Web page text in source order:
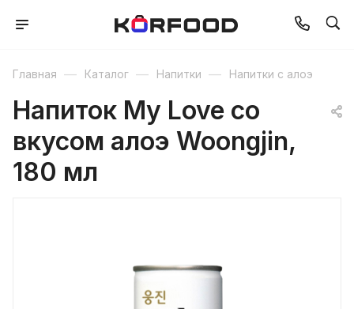
Главная — Каталог — Напитки — Напитки с алоэ
Напиток My Love со
вкусом алоэ Woongjin,
180 мл